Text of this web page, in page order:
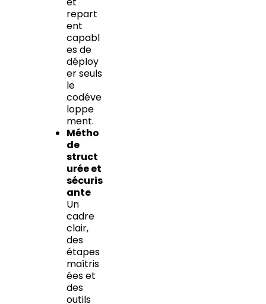
repart
ent
capabl
es de
déploy
er seuls
le
codéve
loppe
ment.
Métho
de
struct
urée et
sécuris
ante
Un
cadre
clair,
des
étapes
maîtris
ées et
des
outils